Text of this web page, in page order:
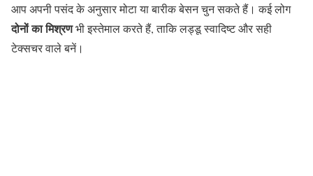
आप अपनी पसंद के अनुसार मोटा या बारीक बेसन चुन सकते हैं। कई लोग
दोनों का मिश्रणभी इस्तेमाल करते हैं, ताकि लड्डू स्वादिष्ट और सही
टेक्सचर वाले बनें।